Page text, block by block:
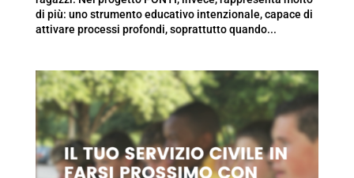
di più: uno strumento educativo intenzionale, capace di
attivare processi profondi, soprattutto quando...